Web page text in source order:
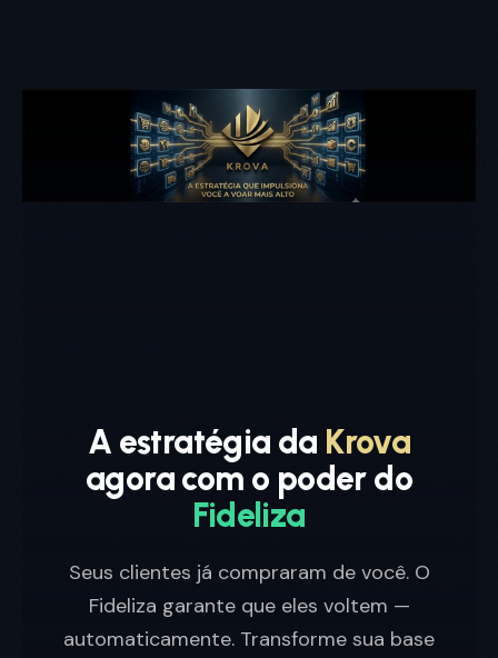
A estratégia da Krova
agora com o poder do
Fideliza
Seus clientes já compraram de você. O
Fideliza garante que eles voltem —
automaticamente. Transforme sua base